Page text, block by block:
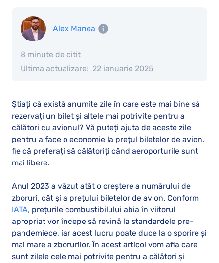
Alex Manea
8 minute de citit
Ultima actualizare: 22 ianuarie 2025
Știați că există anumite zile în care este mai bine să
rezervați un bilet și altele mai potrivite pentru a
călători cu avionul? Vă puteți ajuta de aceste zile
pentru a face o economie la prețul biletelor de avion,
fie că preferați să călătoriți când aeroporturile sunt
mai libere.
Anul 2023 a văzut atât o creștere a numărului de
zboruri, cât și a prețului biletelor de avion. Conform
IATA, prețurile combustibilului abia în viitorul
apropriat vor începe să revină la standardele pre-
pandemiece, iar acest lucru poate duce la o sporire și
mai mare a zborurilor. În acest articol vom afla care
sunt zilele cele mai potrivite pentru a călători și